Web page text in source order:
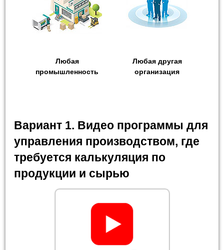
Любая
промышленность
Любая другая
организация
Вариант 1. Видео программы для
управления производством, где
требуется калькуляция по
продукции и сырью